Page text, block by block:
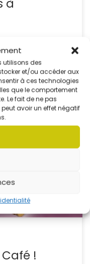
utilisons des
et/ou accéder aux
à ces technologies
que le comportement
Le fait de ne pas
avoir un effet négatif
à
Publié 14 novembre 2025
Samedi 15
: venez réparer
profiter d’un
sont là pour
!